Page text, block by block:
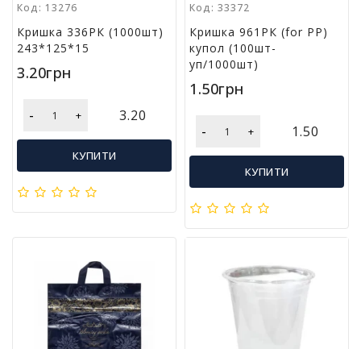
р
и
з
м
у
а
ч
о
а
у
Код: 13276
Кришка 336РК (1000шт)
243*125*15
3.20грн
- + 3.20
КУПИТИ
Код: 33372
Кришка 961РК (for РР)
купол (100шт-
уп/1000шт)
1.50грн
- + 1.50
КУПИТИ